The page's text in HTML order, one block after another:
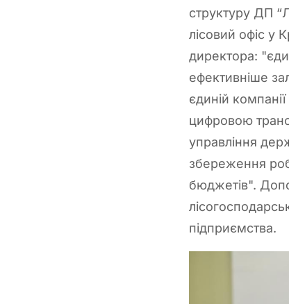
структуру ДП
лісовий офіс у
директора:
ефективніше
єдиній
цифровою
управління
збереження
бюджетів".
підприємства.